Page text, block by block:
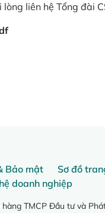
liên hệ Tổng đài
Bảo mật Sơ đồ
doanh nghiệp
TMCP Đầu tư và